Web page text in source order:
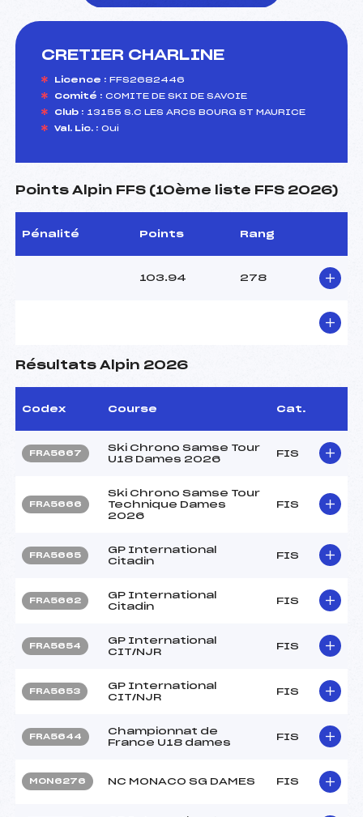
CRETIER CHARLINE
Licence : FFS2682446
Comité : COMITE DE SKI DE SAVOIE
Club : 13155 S.C LES ARCS BOURG ST MAURICE
Val. Lic. : Oui
Points Alpin FFS (10ème liste FFS 2026)
Pénalité Points Rang
103.94 278
Résultats Alpin 2026
Codex Course Cat.
FRA5667
Ski Chrono Samse Tour
U18 Dames 2026
FIS
FRA5666
Ski Chrono Samse Tour
Technique Dames
2026
FIS
FRA5665
GP International
Citadin
FIS
FRA5662
GP International
Citadin
FIS
FRA5654
GP International
CIT/NJR
FIS
FRA5653
GP International
CIT/NJR
FIS
FRA5644
Championnat de
France U18 dames
FIS
MON6276 NC MONACO SG DAMES FIS